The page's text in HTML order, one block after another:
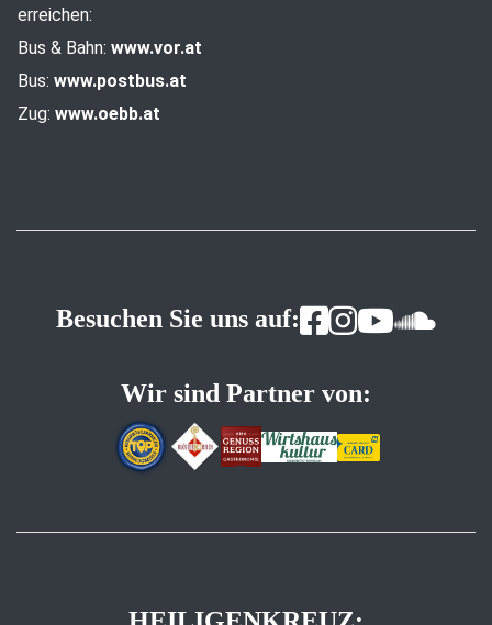
erreichen:
Bus & Bahn: www.vor.at
Bus: www.postbus.at
Zug: www.oebb.at
Besuchen Sie uns auf:
Wir sind Partner von: